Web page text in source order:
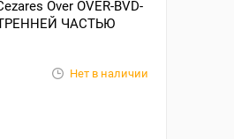
Over OVER-BVD-
ЧАСТЬЮ
Нет в наличии